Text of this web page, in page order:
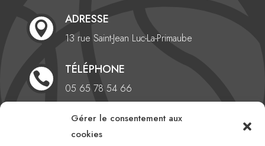
Gérer le consentement aux
cookies

ADRESSE
13 rue Saint-Jean Luc-La-Primaube

TÉLÉPHONE
05 65 78 54 66
EMAIL
comite@aveyronlozerebasketball.org